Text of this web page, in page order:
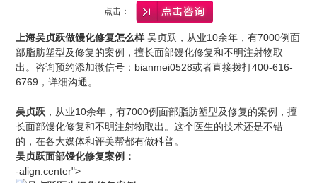
点击：
上海吴贞跃做馒化修复怎么样吴贞跃，从业10余年，有7000例面
部脂肪塑型及修复的案例，擅长面部馒化修复和不明注射物取
出。咨询预约添加微信号：bianmei0528或者直接拨打400-616-
6769，详细沟通。
吴贞跃 ，从业10余年，有7000例面部脂肪塑型及修复的案例，擅
长面部馒化修复和不明注射物取出。这个医生的技术还是不错
的，在各大媒体和评美帮都有做科普。
吴贞跃面部馒化修复案例 ：
-align:center">